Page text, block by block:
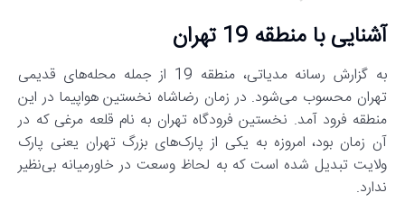
آشنایی با منطقه 19 تهران
به گزارش رسانه مدیاتی، منطقه 19 از جمله محله‌های قدیمی
تهران محسوب می‌شود. در زمان رضاشاه نخستین هواپیما در این
منطقه فرود آمد. نخستین فرودگاه تهران به نام قلعه مرغی که در
آن زمان بود، امروزه به یکی از پارک‌های بزرگ تهران یعنی پارک
ولایت تبدیل شده است که به لحاظ وسعت در خاورمیانه بی‌نظیر
ندارد.